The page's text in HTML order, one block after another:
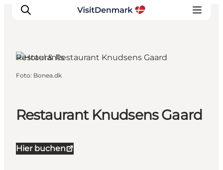
Erlebnisse
Reiseplanung
Restaurant Knudsens Gaard
Hier buchen
Restaurants
Foto: Bonea.dk